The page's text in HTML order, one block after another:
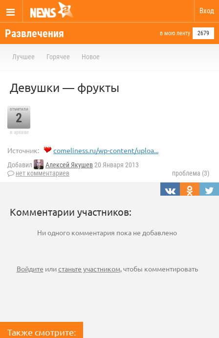
Вход
Развлечения в мою ленту 2679
Лучшее Горячее Новое
Девушки — фрукты
отметили
2
в архиве
Источник: comeliness.ru/wp-content/uploa...
Добавил Алексей Якушев20 Января 2013
нет комментариев
проблема (3)
Комментарии участников:
Ни одного комментария пока не добавлено
Войдите илистаньте участником, чтобы комментировать
Также смотрите: